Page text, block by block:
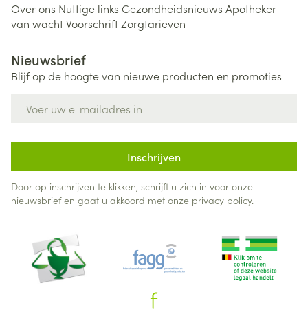
Over ons Nuttige links Gezondheidsnieuws Apotheker
van wachtVoorschriftZorgtarieven
Nieuwsbrief
Blijf op de hoogte van nieuwe producten en promoties
Inschrijven
Door op inschrijven te klikken, schrijft u zich in voor onze
nieuwsbrief en gaat u akkoord met onze privacy policy.